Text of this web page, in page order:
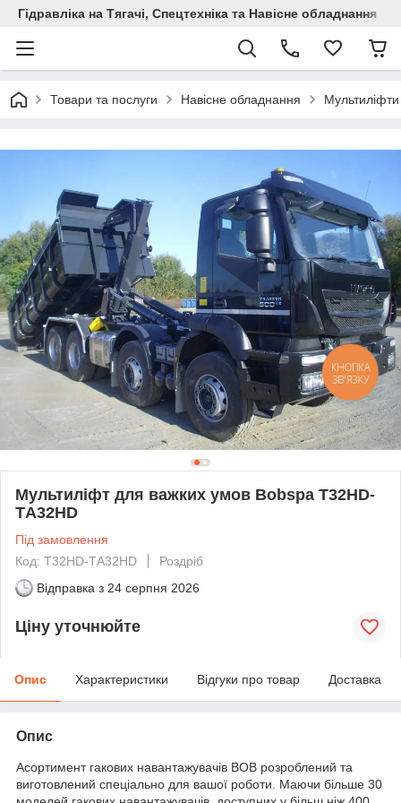
Гідравліка на Тягачі, Спецтехніка та Навісне обладнання
Товари та послуги Навісне обладнання
Мультиліфт для важких умов Bobspa T32HD-
TА32HD
Під замовлення
Код: T32HD-TА32HD
Роздріб
Відправка з 24 серпня 2026
Ціну уточнюйте
Опис Характеристики Відгуки про товар Доставка
Опис
Асортимент гакових навантажувачів BOB розроблений та
виготовлений спеціально для вашої роботи. Маючи більше 30
КНОПКА
ЗВ'ЯЗКУ